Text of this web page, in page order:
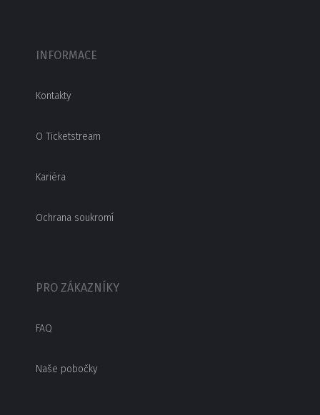
INFORMACE
Kontakty
O Ticketstream
Kariéra
Ochrana soukromí
PRO ZÁKAZNÍKY
FAQ
Naše pobočky